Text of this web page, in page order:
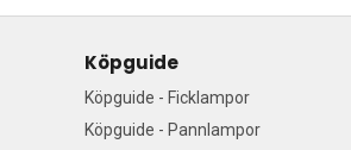
Köpguide
Köpguide - Ficklampor
Köpguide - Pannlampor